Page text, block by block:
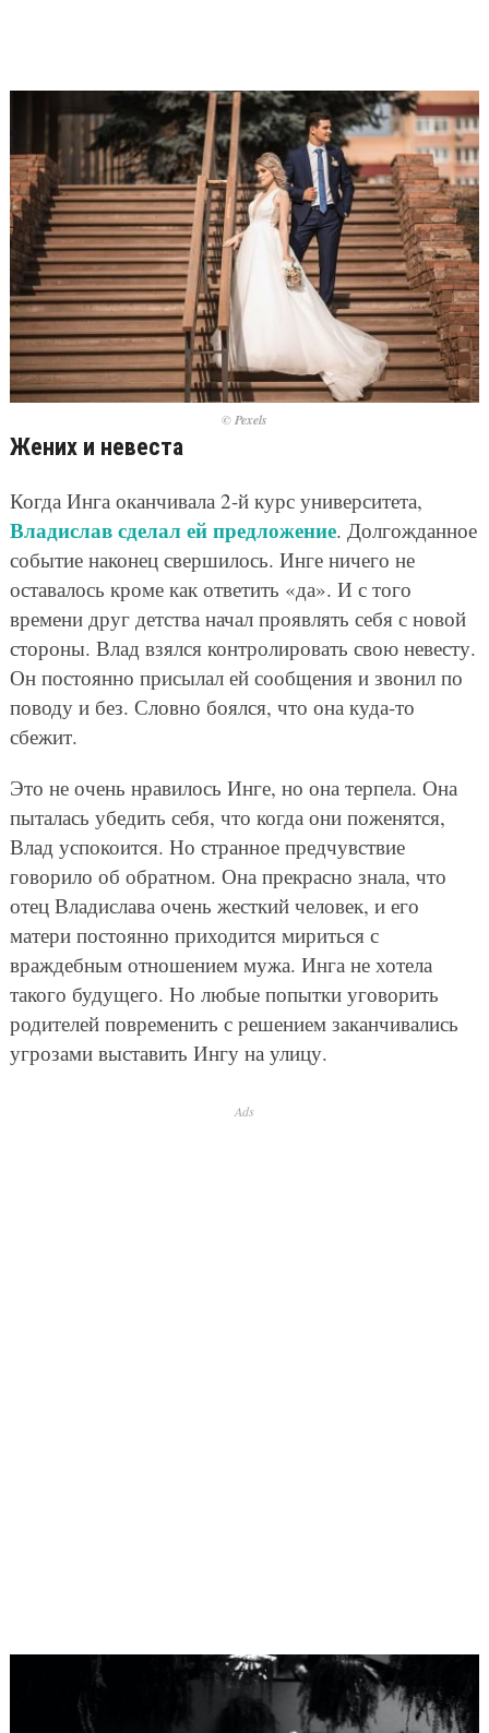
© Pexels
Жених и невеста
Когда Инга оканчивала 2-й курс университета,
Владислав сделал ей предложение. Долгожданное
событие наконец свершилось. Инге ничего не
оставалось кроме как ответить «да». И с того
времени друг детства начал проявлять себя с новой
стороны. Влад взялся контролировать свою невесту.
Он постоянно присылал ей сообщения и звонил по
поводу и без. Словно боялся, что она куда-то
сбежит.
Это не очень нравилось Инге, но она терпела. Она
пыталась убедить себя, что когда они поженятся,
Влад успокоится. Но странное предчувствие
говорило об обратном. Она прекрасно знала, что
отец Владислава очень жесткий человек, и его
матери постоянно приходится мириться с
враждебным отношением мужа. Инга не хотела
такого будущего. Но любые попытки уговорить
родителей повременить с решением заканчивались
угрозами выставить Ингу на улицу.
Ads